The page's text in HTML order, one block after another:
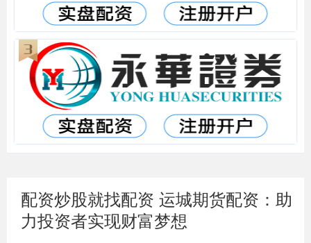
配资炒股就找配资 运城期货配资：助
力投资者实现财富梦想